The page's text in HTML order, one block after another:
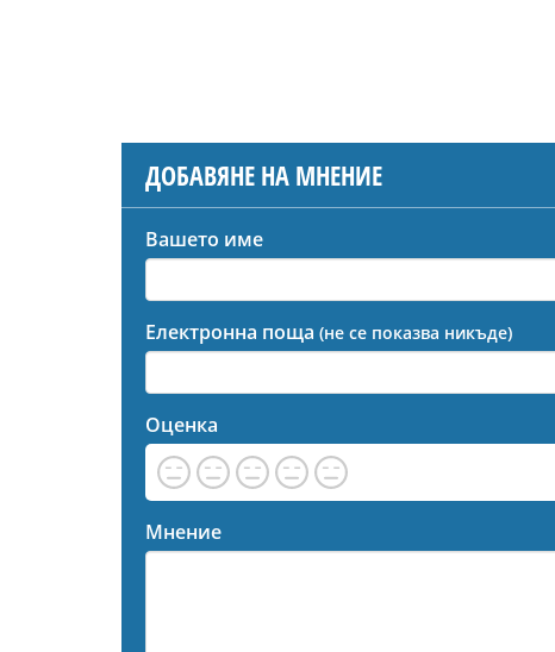
ДОБАВЯНЕ НА МНЕНИЕ
Вашето име
Електронна поща (не се показва никъде)
Оценка
Мнение